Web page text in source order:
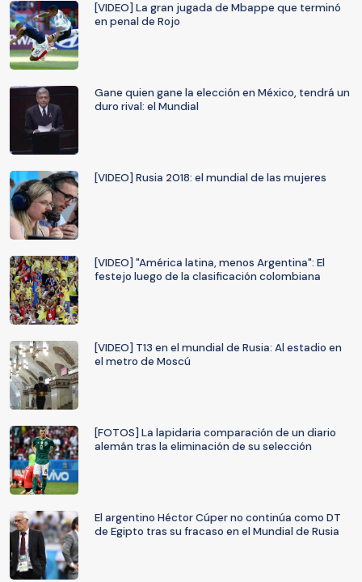
[VIDEO] La gran jugada de Mbappe que terminó
en penal de Rojo
Gane quien gane la elección en México, tendrá un
duro rival: el Mundial
[VIDEO] Rusia 2018: el mundial de las mujeres
[VIDEO] "América latina, menos Argentina": El
festejo luego de la clasificación colombiana
[VIDEO] T13 en el mundial de Rusia: Al estadio en
el metro de Moscú
[FOTOS] La lapidaria comparación de un diario
alemán tras la eliminación de su selección
El argentino Héctor Cúper no continúa como DT
de Egipto tras su fracaso en el Mundial de Rusia